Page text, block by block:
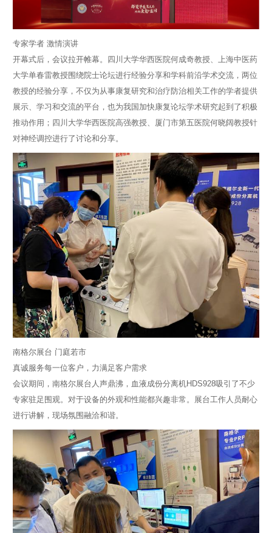
专家学者 激情演讲
开幕式后，会议拉开帷幕。四川大学华西医院何成奇教授、上海中医药
大学单春雷教授围绕院士论坛进行经验分享和学科前沿学术交流，两位
教授的经验分享，不仅为从事康复研究和治疗防治相关工作的学者提供
展示、学习和交流的平台，也为我国加快康复论坛学术研究起到了积极
推动作用；四川大学华西医院高强教授、厦门市第五医院何晓阔教授针
对神经调控进行了讨论和分享。
南格尔展台 门庭若市
真诚服务每一位客户，力满足客户需求
会议期间，南格尔展台人声鼎沸，血液成份分离机HDS928吸引了不少
专家驻足围观。对于设备的外观和性能都兴趣非常。展台工作人员耐心
进行讲解，现场氛围融洽和谐。